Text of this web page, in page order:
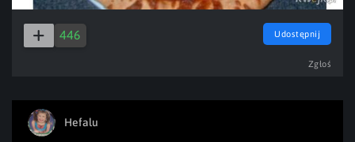
446 Udostępnij
Zgłoś
Hefalu